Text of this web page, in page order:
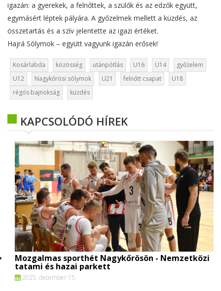
igazán: a gyerekek, a felnőttek, a szülők és az edzők együtt,
egymásért léptek pályára. A győzelmek mellett a küzdés, az
összetartás és a szív jelentette az igazi értéket.
Hajrá Sólymok – együtt vagyunk igazán erősek!
Kosárlabda közösség utánpótlás U16 U14
győzelem
U12
Nagykőrösi sólymok U21 felnőtt csapat
U18
régós bajnokság
küzdés
KAPCSOLÓDÓ HÍREK
Mozgalmas sporthét Nagykőrösön - Nemzetközi
tatami és hazai parkett
2025. december 15.